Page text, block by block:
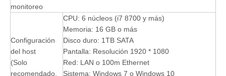
monitoreo
Configuración
del host
(Solo
recomendado,
CPU: 6 núcleos (i7 8700 y más)
Memoria: 16 GB o más
Disco duro: 1TB SATA
Pantalla: Resolución 1920 * 1080
Red: LAN o 100m Ethernet
Sistema: Windows 7 o Windows 10